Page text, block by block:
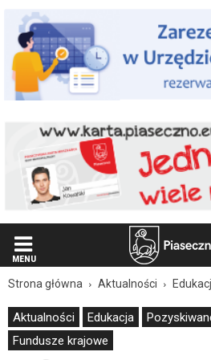
użytkowników
czytników
ekranowych Znajdujesz
się
podstronie
"Dofinansowanie
Mazowsza
działania
Młodzieżowej
Rady
Gminy
Piaseczno
Oficjalna
strona
Miasta
MENU
Strona główna Aktualności
Aktualności Edukacja
Fundusze krajowe